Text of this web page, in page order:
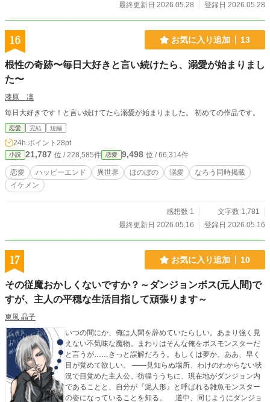
最終更新日 2026.05.28
登録日 2026.05.28
16 お気に入り追加 13
根性の奇跡〜毎日大好きと言い続けたら、溺愛が始まりまし
た〜
漆原 凜
毎日大好きです！と言い続けてたら溺愛が始まりました。 初めての作品です。
恋愛 完結 短編
24h.ポイント 28pt
小説 21,787 位 / 228,585件 恋愛 9,498 位 / 66,314件
恋愛 ハッピーエンド 異世界 ほのぼの 溺愛
なろう同時掲載
イケメン
感想数 1
文字数 1,781
最終更新日 2026.05.16
登録日 2026.05.16
17 お気に入り追加 10
その従魔おかしくないですか？～ダンジョンボス(元人間)で
すが、主人の平穏な生活目指して頑張ります～
東風 晶子
いつの間にか、俺は人間を辞めていたらしい。あまり強く見
えない不気味な魔物。まわりはそんな俺をボスモンスターだ
と言うが……きっと誤解だろう。もしくは夢か。ああ、早く
目が覚めて欲しい。 ――見知らぬ場所、わけのわからない状
況で目覚めた主人公。彷徨ううちに、現在地がダンジョン内
であることと、自分が『泥人形』と呼ばれる雑魚モンスター
の姿になっていることを知る。 道中、同じようにダンジョ